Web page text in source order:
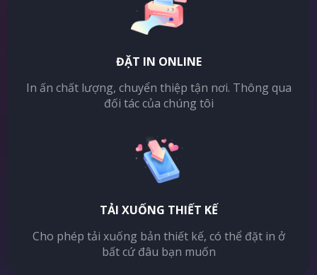
ĐẶT IN ONLINE
In ấn chất lượng, chuyển thiệp tận nơi. Thông qua
đối tác của chúng tôi
TẢI XUỐNG THIẾT KẾ
Cho phép tải xuống bản thiết kế, có thể đặt in ở
bất cứ đâu bạn muốn